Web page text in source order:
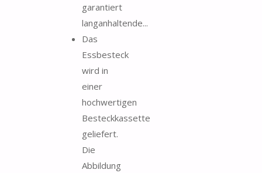
garantiert
langanhaltende...
Das
Essbesteck
wird in
einer
hochwertigen
Besteckkassette
geliefert.
Die
Abbildung